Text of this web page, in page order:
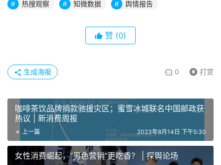
热搜观察 知微数据 舆情报告
赞 (0)
0 打赏
生成海报
咖啡茶饮品牌捐款驰援灾区；蜜雪冰城联名中国邮政获
热议 | 新消费周报
上一篇 2023年8月14日 下午5:30
女性消费崛起，“男色营销”更吃香？ | 探舆论场